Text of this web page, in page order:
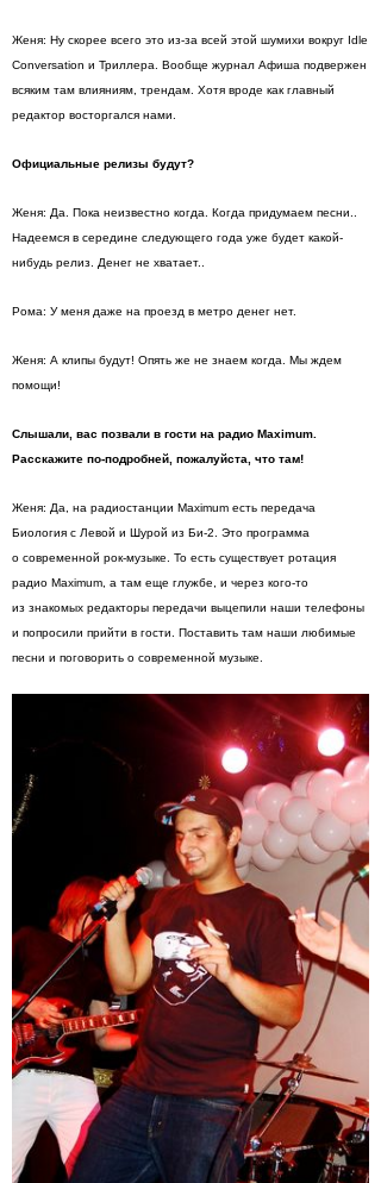
Женя: Ну скорее всего это из-за всей этой шумихи вокруг Idle
Conversation и Триллера. Вообще журнал Афиша подвержен
всяким там влияниям, трендам. Хотя вроде как главный
редактор восторгался нами.
Официальные релизы будут?
Женя: Да. Пока неизвестно когда. Когда придумаем песни..
Надеемся в середине следующего года уже будет какой-
нибудь релиз. Денег не хватает..
Рома: У меня даже на проезд в метро денег нет.
Женя: А клипы будут! Опять же не знаем когда. Мы ждем
помощи!
Слышали, вас позвали в гости на радио Maximum.
Расскажите по-подробней, пожалуйста, что там!
Женя: Да, на радиостанции Maximum есть передача
Биология с Левой и Шурой из Би-2. Это программа
о современной рок-музыке. То есть существует ротация
радио Maximum, а там еще глужбе, и через кого-то
из знакомых редакторы передачи выцепили наши телефоны
и попросили прийти в гости. Поставить там наши любимые
песни и поговорить о современной музыке.